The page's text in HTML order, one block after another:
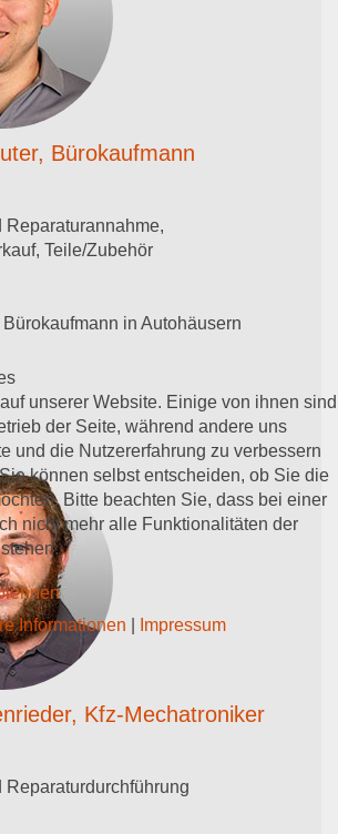
Bürokaufmann
Reparaturannahme,
Teile/Zubehör
in Autohäusern
Kfz-Mechatroniker
Reparaturdurchführung
unserer Website. Einige von ihnen sind
der Seite, während andere uns
und die Nutzererfahrung zu verbessern
können selbst entscheiden, ob Sie die
Bitte beachten Sie, dass bei einer
nicht mehr alle Funktionalitäten der
Informationen
Impressum